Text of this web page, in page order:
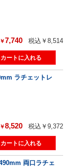
￥7,740 税込￥8,514
ラチェットレ
￥8,520 税込￥9,372
両口ラチェ